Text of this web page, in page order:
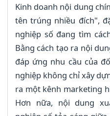
Kinh doanh nội dung
tên trúng nhiều đích",
nghiệp số đang tìm
Bằng cách tạo ra nội
đáp ứng nhu cầu của
nghiệp không chỉ xây
ra một kênh marketing
Hơn nữa, nội dung